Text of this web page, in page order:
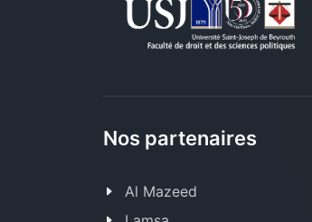
Nos partenaires
Al Mazeed